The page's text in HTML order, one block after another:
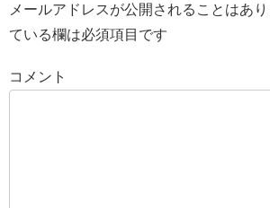
メールアドレスが公開されることはあり
ている欄は必須項目です
コメント